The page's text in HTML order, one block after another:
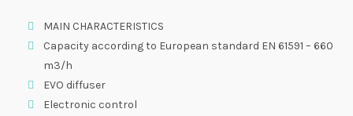
MAIN CHARACTERISTICS
Capacity according to European standard EN 61591 – 660
m3/h
EVO diffuser
Electronic control